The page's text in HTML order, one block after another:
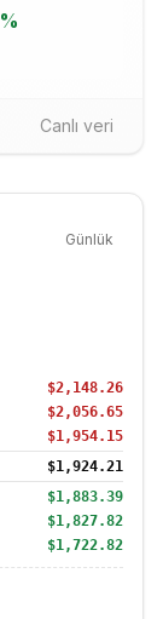
%
Canlı veri
Günlük
$2,148.26
$2,056.65
$1,954.15
$1,924.21
$1,883.39
$1,827.82
$1,722.82